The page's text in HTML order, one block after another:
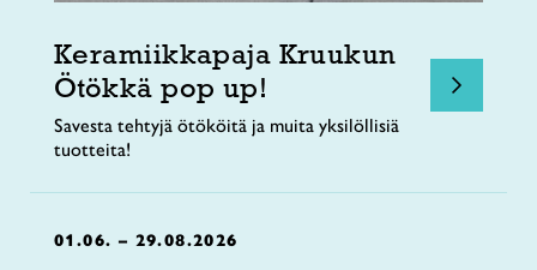
Keramiikkapaja Kruukun
Ötökkä pop up!
Savesta tehtyjä ötököitä ja muita yksilöllisiä
tuotteita!
01.06. – 29.08.2026